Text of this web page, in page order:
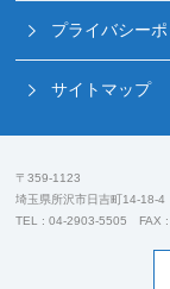
プライバシー
サイトマップ
〒359-1123
埼玉県所沢市日吉町14-18-4
TEL : 04-2903-5505 FAX :